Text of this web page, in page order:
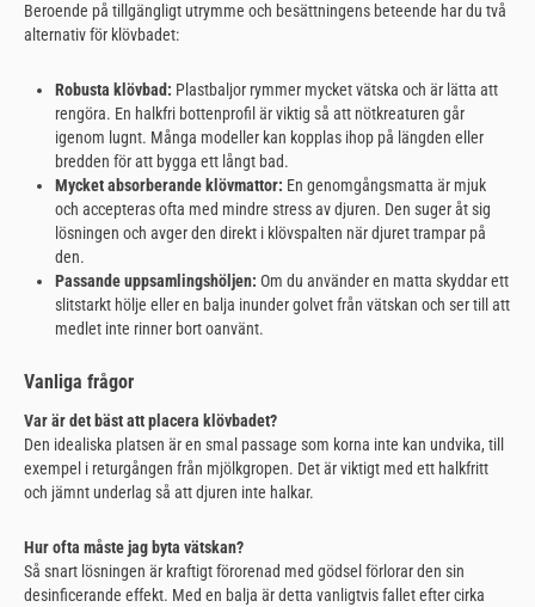
Beroende på tillgängligt utrymme och besättningens beteende har du två
alternativ för klövbadet:
Robusta klövbad: Plastbaljor rymmer mycket vätska och är lätta att
rengöra. En halkfri bottenprofil är viktig så att nötkreaturen går
igenom lugnt. Många modeller kan kopplas ihop på längden eller
bredden för att bygga ett långt bad.
Mycket absorberande klövmattor: En genomgångsmatta är mjuk
och accepteras ofta med mindre stress av djuren. Den suger åt sig
lösningen och avger den direkt i klövspalten när djuret trampar på
den.
Passande uppsamlingshöljen: Om du använder en matta skyddar ett
slitstarkt hölje eller en balja inunder golvet från vätskan och ser till att
medlet inte rinner bort oanvänt.
Vanliga frågor
Var är det bäst att placera klövbadet?
Den idealiska platsen är en smal passage som korna inte kan undvika, till
exempel i returgången från mjölkgropen. Det är viktigt med ett halkfritt
och jämnt underlag så att djuren inte halkar.
Hur ofta måste jag byta vätskan?
Så snart lösningen är kraftigt förorenad med gödsel förlorar den sin
desinficerande effekt. Med en balja är detta vanligtvis fallet efter cirka